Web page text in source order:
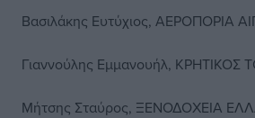
Βασιλάκης Ευτύχιος, ΑΕΡΟΠΟΡΙΑ
Γιαννούλης Εμμανουήλ, ΚΡΗΤΙΚΟΣ
Μήτσης Σταύρος, ΞΕΝΟΔΟΧΕΙΑ